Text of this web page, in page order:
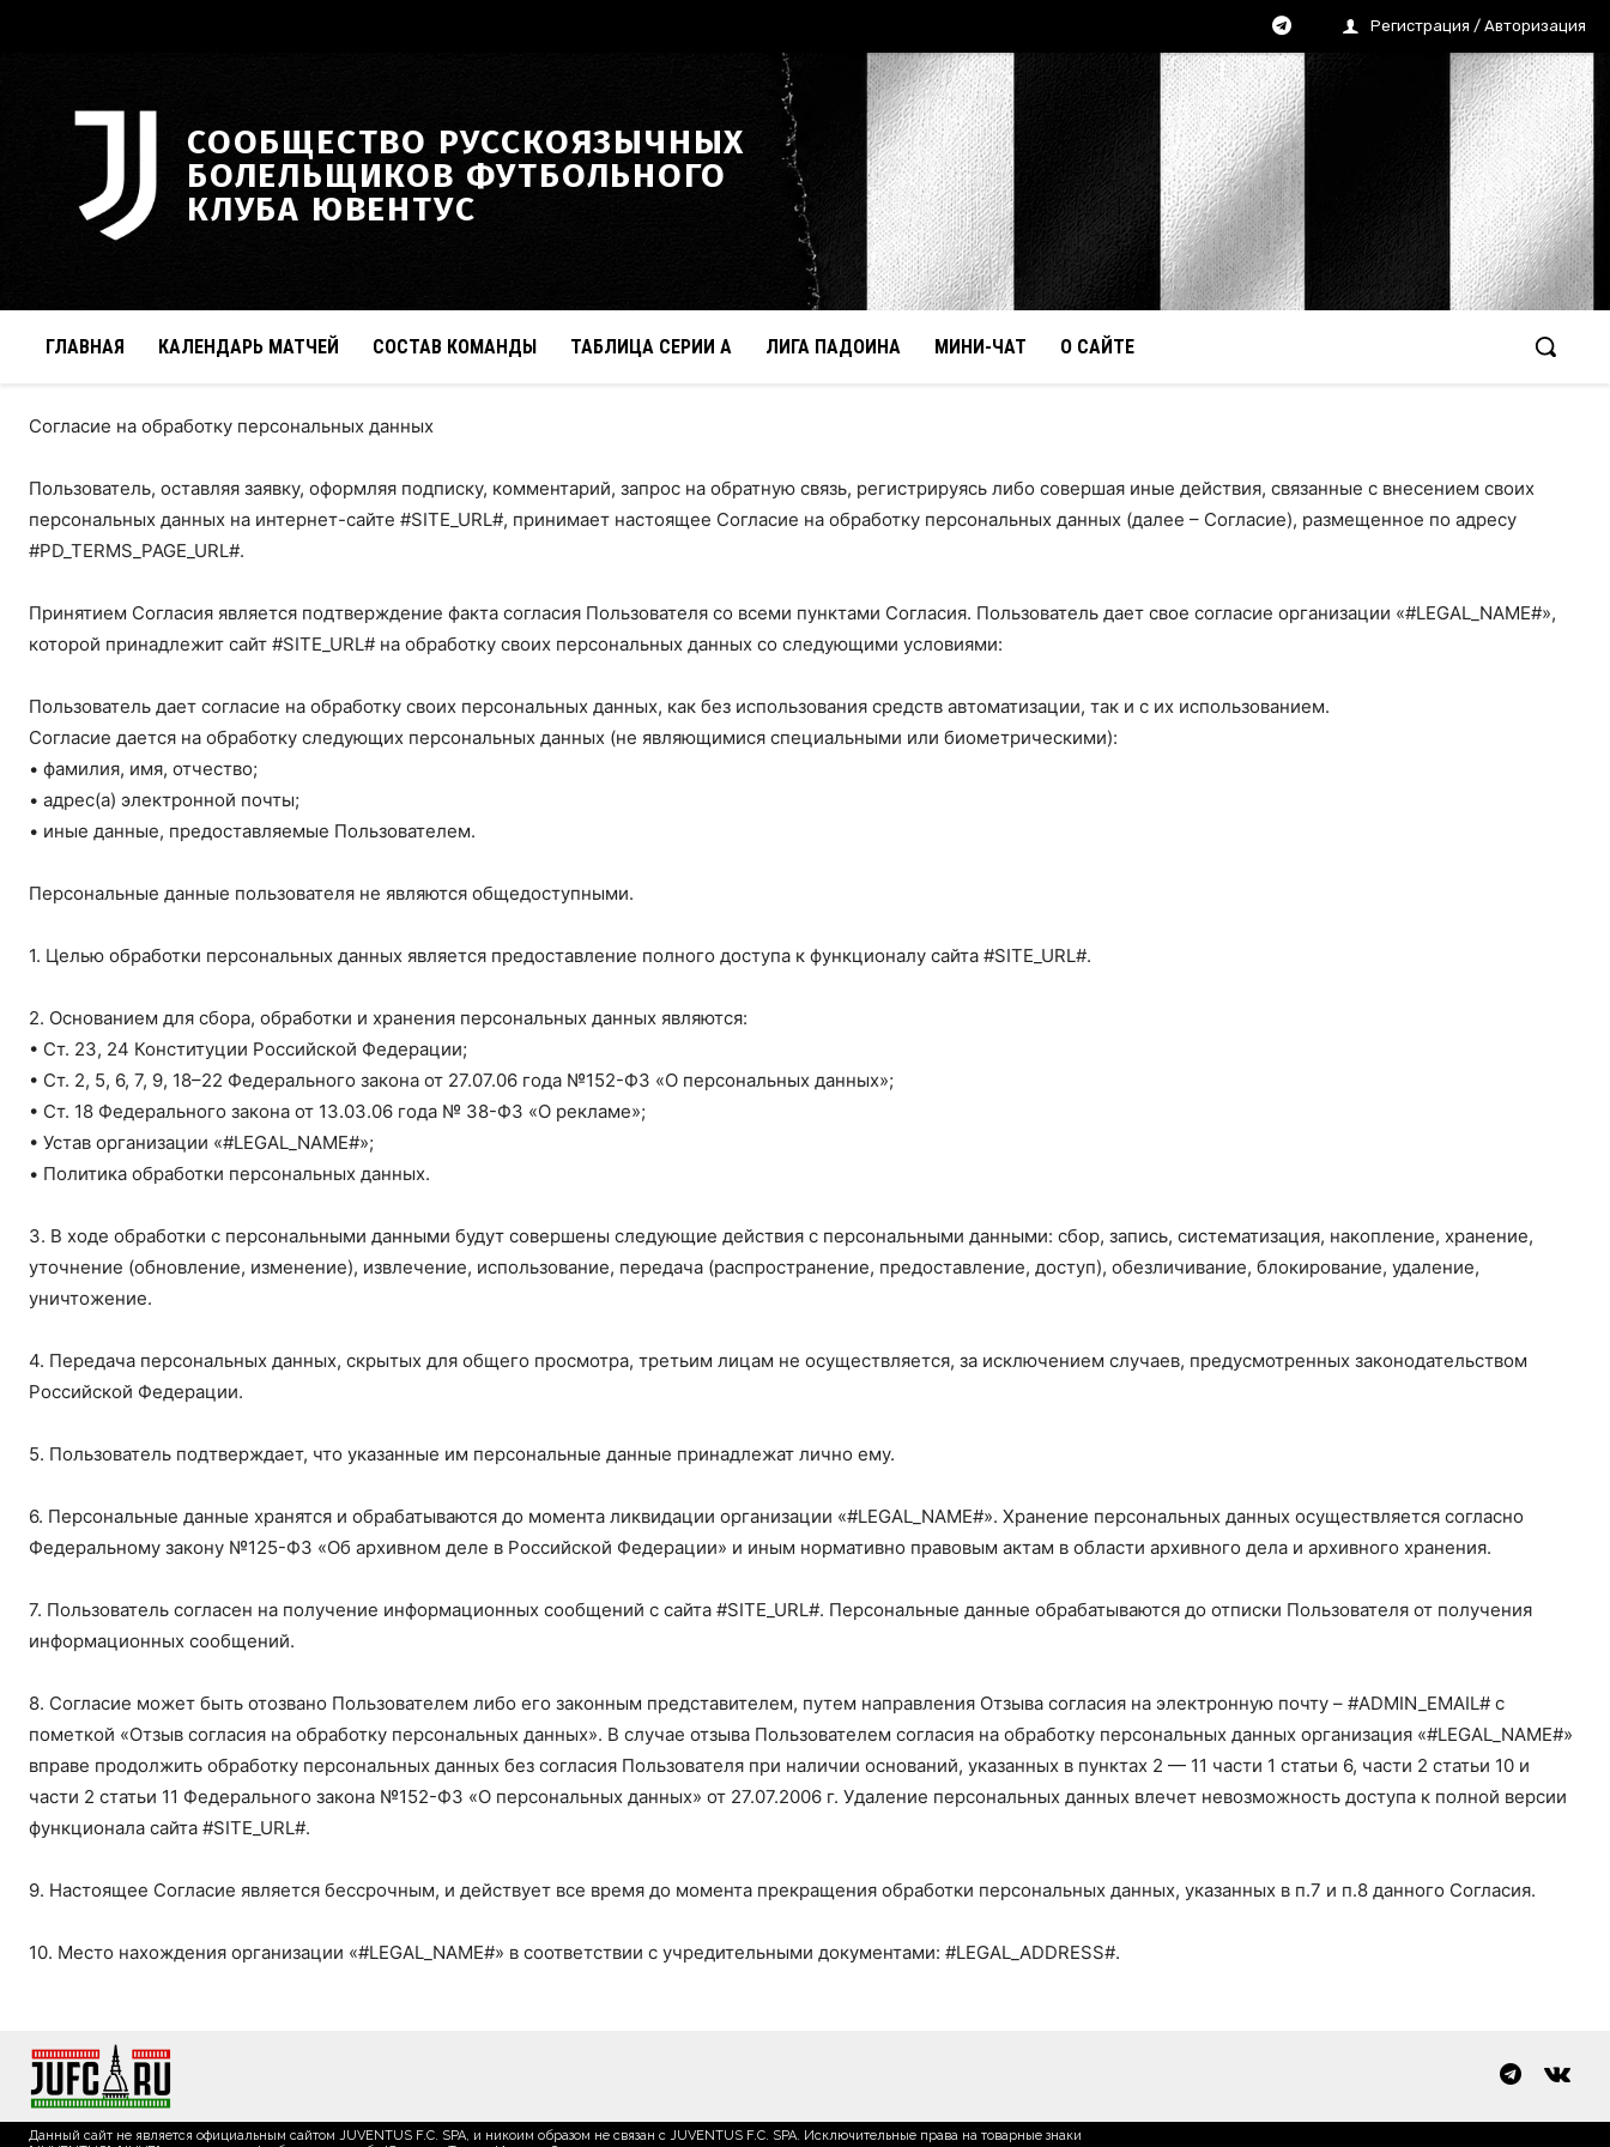
Регистрация / Авторизация
СООБЩЕСТВО РУССКОЯЗЫЧНЫХ
БОЛЕЛЬЩИКОВ ФУТБОЛЬНОГО
КЛУБА ЮВЕНТУС
ГЛАВНАЯ КАЛЕНДАРЬ МАТЧЕЙ СОСТАВ КОМАНДЫ ТАБЛИЦА СЕРИИ А ЛИГА ПАДОИНА МИНИ-ЧАТ О САЙТЕ
Согласие на обработку персональных данных
Пользователь, оставляя заявку, оформляя подписку, комментарий, запрос на обратную связь, регистрируясь либо совершая иные действия, связанные с внесением своих
персональных данных на интернет-сайте #SITE_URL#, принимает настоящее Согласие на обработку персональных данных (далее – Согласие), размещенное по адресу
#PD_TERMS_PAGE_URL#.
Принятием Согласия является подтверждение факта согласия Пользователя со всеми пунктами Согласия. Пользователь дает свое согласие организации «#LEGAL_NAME#»,
которой принадлежит сайт #SITE_URL# на обработку своих персональных данных со следующими условиями:
Пользователь дает согласие на обработку своих персональных данных, как без использования средств автоматизации, так и с их использованием.
Согласие дается на обработку следующих персональных данных (не являющимися специальными или биометрическими):
• фамилия, имя, отчество;
• адрес(а) электронной почты;
• иные данные, предоставляемые Пользователем.
Персональные данные пользователя не являются общедоступными.
1. Целью обработки персональных данных является предоставление полного доступа к функционалу сайта #SITE_URL#.
2. Основанием для сбора, обработки и хранения персональных данных являются:
• Ст. 23, 24 Конституции Российской Федерации;
• Ст. 2, 5, 6, 7, 9, 18–22 Федерального закона от 27.07.06 года №152-ФЗ «О персональных данных»;
• Ст. 18 Федерального закона от 13.03.06 года № 38-ФЗ «О рекламе»;
• Устав организации «#LEGAL_NAME#»;
• Политика обработки персональных данных.
3. В ходе обработки с персональными данными будут совершены следующие действия с персональными данными: сбор, запись, систематизация, накопление, хранение,
уточнение (обновление, изменение), извлечение, использование, передача (распространение, предоставление, доступ), обезличивание, блокирование, удаление,
уничтожение.
4. Передача персональных данных, скрытых для общего просмотра, третьим лицам не осуществляется, за исключением случаев, предусмотренных законодательством
Российской Федерации.
5. Пользователь подтверждает, что указанные им персональные данные принадлежат лично ему.
6. Персональные данные хранятся и обрабатываются до момента ликвидации организации «#LEGAL_NAME#». Хранение персональных данных осуществляется согласно
Федеральному закону №125-ФЗ «Об архивном деле в Российской Федерации» и иным нормативно правовым актам в области архивного дела и архивного хранения.
7. Пользователь согласен на получение информационных сообщений с сайта #SITE_URL#. Персональные данные обрабатываются до отписки Пользователя от получения
информационных сообщений.
8. Согласие может быть отозвано Пользователем либо его законным представителем, путем направления Отзыва согласия на электронную почту – #ADMIN_EMAIL# с
пометкой «Отзыв согласия на обработку персональных данных». В случае отзыва Пользователем согласия на обработку персональных данных организация «#LEGAL_NAME#»
вправе продолжить обработку персональных данных без согласия Пользователя при наличии оснований, указанных в пунктах 2 — 11 части 1 статьи 6, части 2 статьи 10 и
части 2 статьи 11 Федерального закона №152-ФЗ «О персональных данных» от 27.07.2006 г. Удаление персональных данных влечет невозможность доступа к полной версии
функционала сайта #SITE_URL#.
9. Настоящее Согласие является бессрочным, и действует все время до момента прекращения обработки персональных данных, указанных в п.7 и п.8 данного Согласия.
10. Место нахождения организации «#LEGAL_NAME#» в соответствии с учредительными документами: #LEGAL_ADDRESS#.
Данный сайт не является официальным сайтом JUVENTUS F.C. SPA, и никоим образом не связан с JUVENTUS F.C. SPA. Исключительные права на товарные знаки